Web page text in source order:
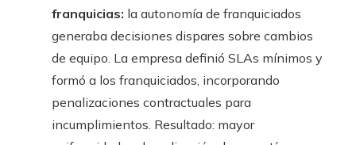
franquicias: la autonomía de franquiciados
generaba decisiones dispares sobre cambios
de equipo. La empresa definió SLAs mínimos y
formó a los franquiciados, incorporando
penalizaciones contractuales para
incumplimientos. Resultado: mayor